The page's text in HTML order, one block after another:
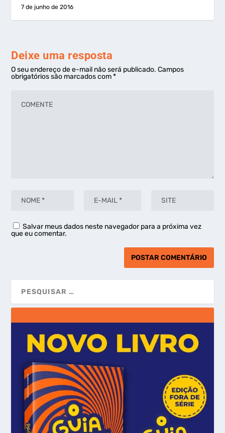
7 de junho de 2016
Deixe uma resposta
O seu endereço de e-mail não será publicado. Campos
obrigatórios são marcados com*
Salvar meus dados neste navegador para a próxima vez
que eu comentar.